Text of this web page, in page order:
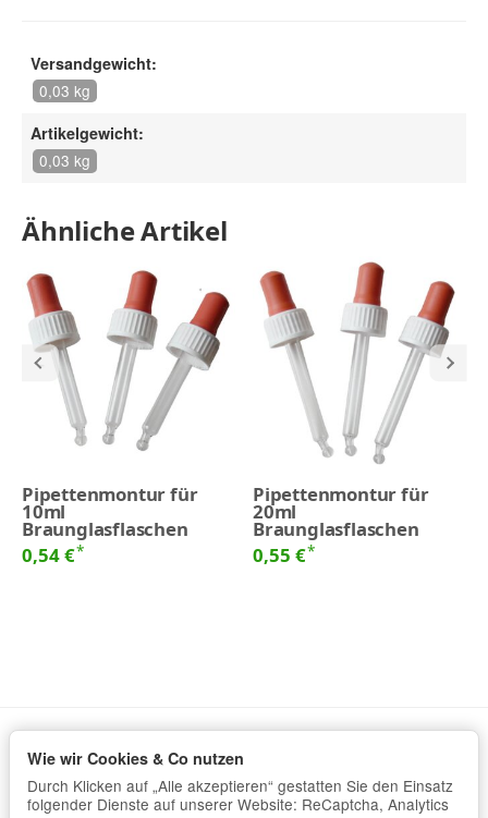
Versandgewicht:
0,03 kg
Artikelgewicht:
0,03 kg
Ähnliche Artikel
Pipettenmontur für
10ml
Braunglasflaschen
0,54 €*
Pipettenmontur für
20ml
Braunglasflaschen
0,55 €*
Informationen
Gesetzliche Informationen
Wie wir Cookies & Co nutzen
Durch Klicken auf „Alle akzeptieren“ gestatten Sie den Einsatz
folgender Dienste auf unserer Website: ReCaptcha, Analytics